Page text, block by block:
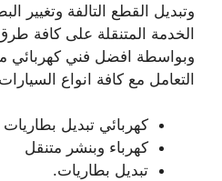
وتبديل القطع التالفة وتغيير
الخدمة المتنقلة على كافة
وبواسطة افضل فني كهربائي
التعامل مع كافة انواع
كهربائي تبديل
كهرباء وبنشر متنقل
تبديل بطاريات.